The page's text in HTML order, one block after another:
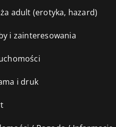
adult (erotyka, hazard)
i zainteresowania
i druk